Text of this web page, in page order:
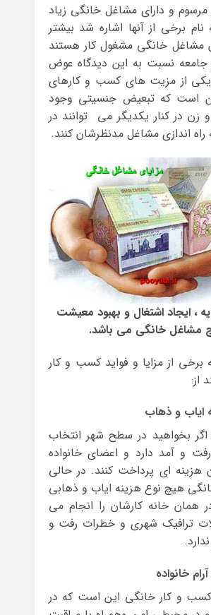
و دارای مشاغل خانگی زیاد
نام برخی از آنها اشاره شد بیشتر
مشاغل خانگی مشغول کار هستند
جامعه نسبت به این دیدگاه عوض
از مزیت های کسب و کارهای
است که تبعیض جنسیتی وجود
زن در کنار یکدیگر می توانند در
راه اندازی مشاغل مدنظرشان کنند.
، ایجاد اشتغال و بهبود معیشت
مشاغل خانگی می باشد.
برخی از مزایا و فواید کسب و کار
از:
ایاب و ذهاب
بخواهید در سطح شهر انتخاب
و آمد دارد و اعضای خانواده
هزینه ای پرداخت کنند. در حالی
هیچ نوع هزینه ایاب و ذهابی
همان خانه کارشان را انجام می
ترافیک شهری و خطرات رفت و
خانواده
و کار خانگی این است که در